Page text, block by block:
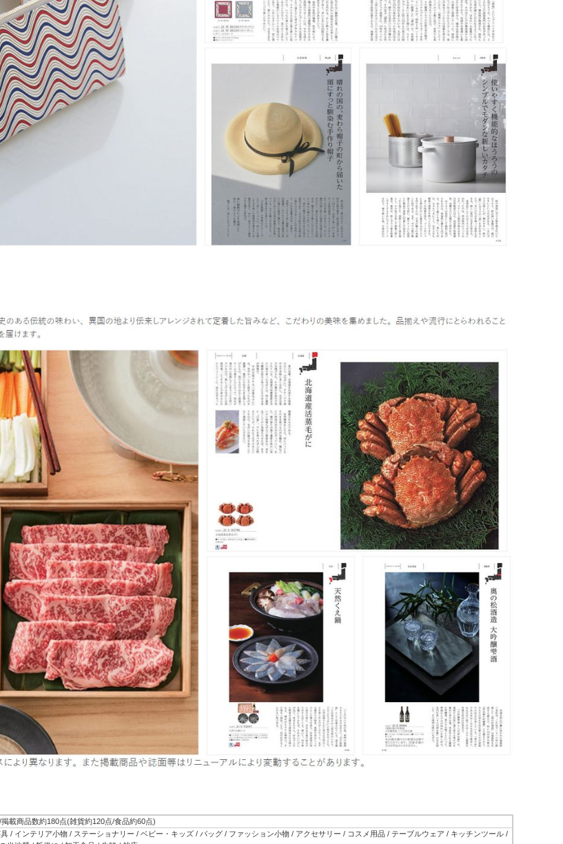
載商品数約180点(雑貨約120点/食品約60点)
/ インテリア小物 / ステーショナリー / ベビー・キッズ / バッグ / ファッション小物 / アクセサリー / コスメ用品 / テーブルウェア / キッチンツール /